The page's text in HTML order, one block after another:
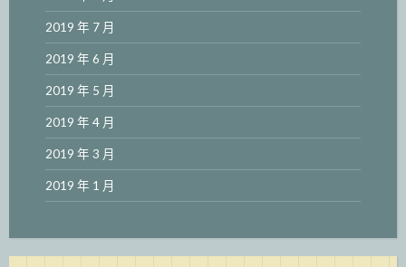
2019 年 7 月
2019 年 6 月
2019 年 5 月
2019 年 4 月
2019 年 3 月
2019 年 1 月